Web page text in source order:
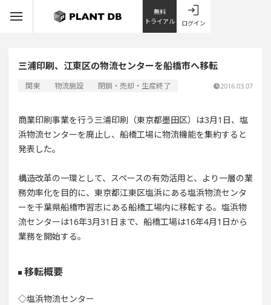
無料
トライアル
ログイン
三浦印刷、江東区の物流センターを船橋市へ移転
関東 物流施設 閉鎖・売却・生産終了 2016.03.07
商業印刷事業を行う三浦印刷（東京都墨田区）は3月1日、塩
浜物流センターを廃止し、船橋工場に物流機能を集約すると
発表した。
構造改革の一環として、スペースの有効活用と、より一層の業
務効率化を目的に、東京都江東区塩浜にある塩浜物流センタ
ーを千葉県船橋市習志にある船橋工場内に移転する。塩浜物
流センターは16年3月31日まで、船橋工場は16年4月1日から
業務を開始する。
移転概要
◇塩浜物流センター